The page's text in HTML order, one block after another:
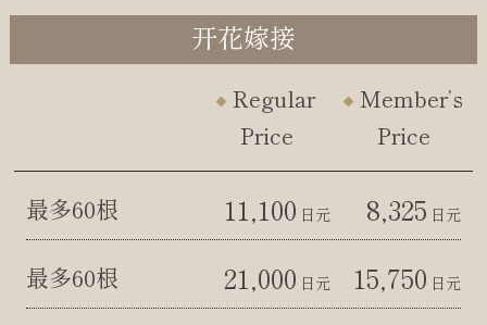
开花嫁接
Regular
Price
Member’s
Price
最多60根 11,100 日元 8,325 日元
最多60根 21,000 日元 15,750 日元